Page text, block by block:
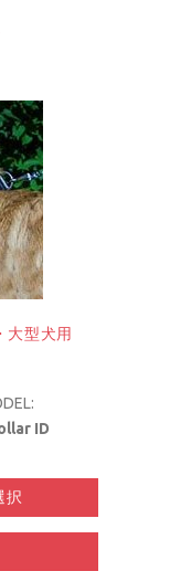
型犬用
ID
択